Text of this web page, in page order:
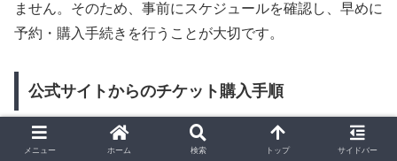
ません。そのため、事前にスケジュールを確認し、早めに
予約・購入手続きを行うことが大切です。
公式サイトからのチケット購入手順
アリーナ席のチケットは、公式サイトから簡単に購入でき
メニュー ホーム 検索 トップ サイドバー